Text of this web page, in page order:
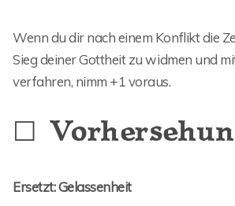
Wenn du dir nach einem Konflikt die
Sieg deiner Gottheit zu widmen und
verfahren, nimm +1 voraus.
☐
Ersetzt: Gelassenheit